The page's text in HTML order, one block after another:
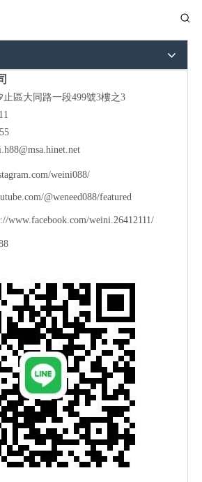
止區大同路一段499號3樓之3
weini088/
@weneed088/featured
www.facebook.com/weini.26412111/